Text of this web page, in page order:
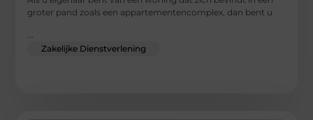
groter pand zoals een appartementencomplex, dan bent u
...
Zakelijke Dienstverlening